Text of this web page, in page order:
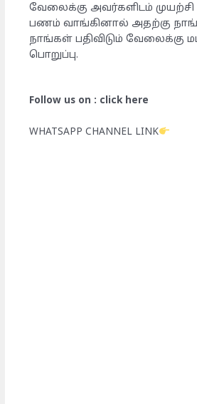
வேலைக்கு அவர்களிடம் முயற்சி
பணம் வாங்கினால் அதற்கு
நாங்கள் பதிவிடும் வேலைக்கு
பொறுப்பு.
Follow us on : click here
WHATSAPP CHANNEL LINK